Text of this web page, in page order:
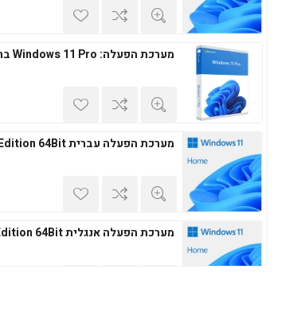
מערכת הפעלה: Windows 11 Pro ברכישת מחשב חדש
מערכת הפעלה עברית Windows 10/11 Home Edition 64Bit
מערכת הפעלה אנגלית Windows 11 Home Edition 64Bit